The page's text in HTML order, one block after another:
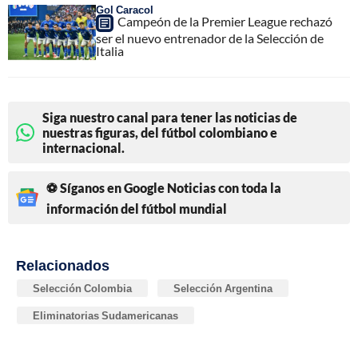
Gol Caracol
Campeón de la Premier League rechazó
ser el nuevo entrenador de la Selección de
Italia
Siga nuestro canal para tener las noticias de
nuestras figuras, del fútbol colombiano e
internacional.
⚽ Síganos en Google Noticias con toda la
información del fútbol mundial
Relacionados
Selección Colombia Selección Argentina
Eliminatorias Sudamericanas